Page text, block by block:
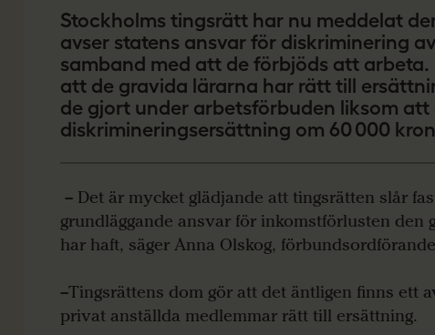
Stockholms tingsrätt har nu meddelat
avser statens ansvar för diskriminering
samband med att de förbjöds att
att de gravida lärarna har rätt till
de gjort under arbetsförbuden liksom
diskrimineringsersättning om 60 000
– Det är mycket glädjande att tingsrätten slår
grundläggande ansvar för inkomstförlusten den
har haft, säger Anna Olskog,
–Tingsrättens dom gör att det äntligen finns ett
privat anställda medlemmar rätt till ersättning.